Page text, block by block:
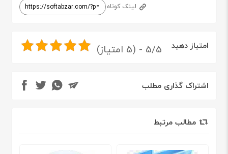
لینک کوتاه
امتیاز دهید 5/5 - (5 امتیاز)
اشتراک گذاری مطلب
مطالب مرتبط